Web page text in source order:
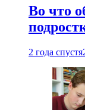
Во что
2 года спустя